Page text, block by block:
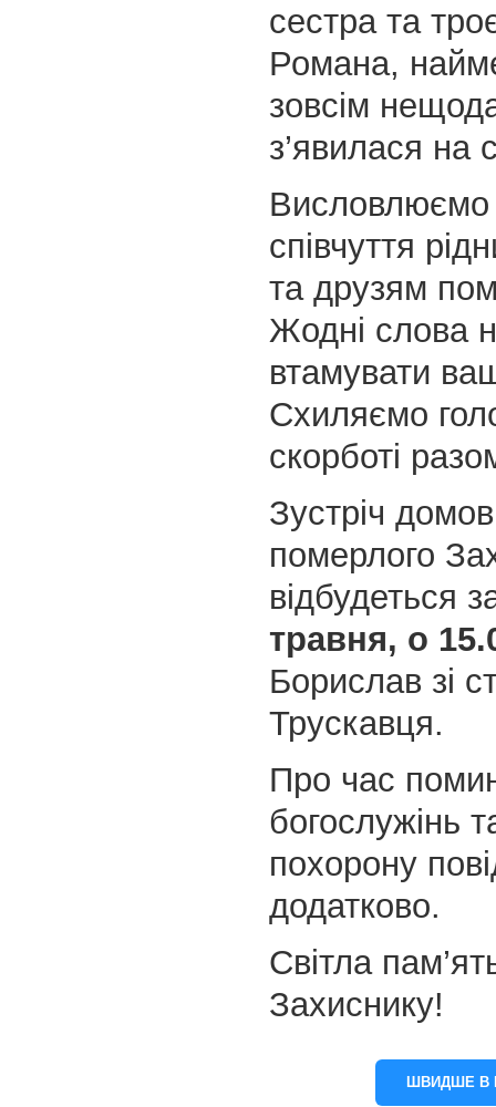
сестра та
Романа,
зовсім
з’явилася на
Висловлюємо
співчуття
та друзям
Жодні слова
втамувати
Схиляємо
скорботі
Зустріч
померлого
відбудеться
травня, о
Борислав зі
Трускавця.
Про час
богослужінь
похорону
додатково.
Світла
Захиснику!
ШВИДШЕ В